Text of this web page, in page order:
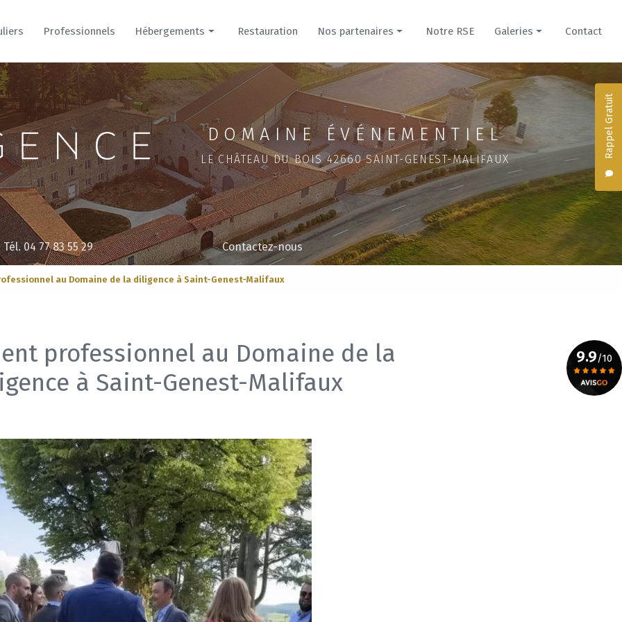
Rappel Gratuit
Professionnels Hébergements
Hôtel
Cour
Parc
Restauration Nos partenaires
Prestataires
Hébergements
Notre RSE Galeries
Nos créations culinaires
Hébergements du Domaine
Domaine de la Cour pour mariage
Évènement professionnel
Domaine du Parc pour mariage
Séminaire dans un château
Contact
9.9/10
DOMAINE ÉVÉNEMENTIEL
LE CHÂTEAU DU BOIS 42660 SAINT-GENEST-MALIFAUX
Tél. 04 77 83 55 29 Contactez-nous
au Domaine de la diligence à Saint-Genest-Malifaux
professionnel au Domaine de la
à Saint-Genest-Malifaux